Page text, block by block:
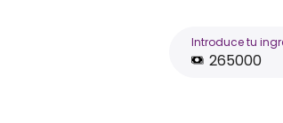
Introduce tu